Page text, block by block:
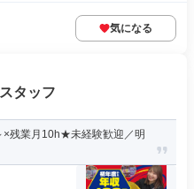
気になる
タッフ
×残業月10h★未経験歓迎／明